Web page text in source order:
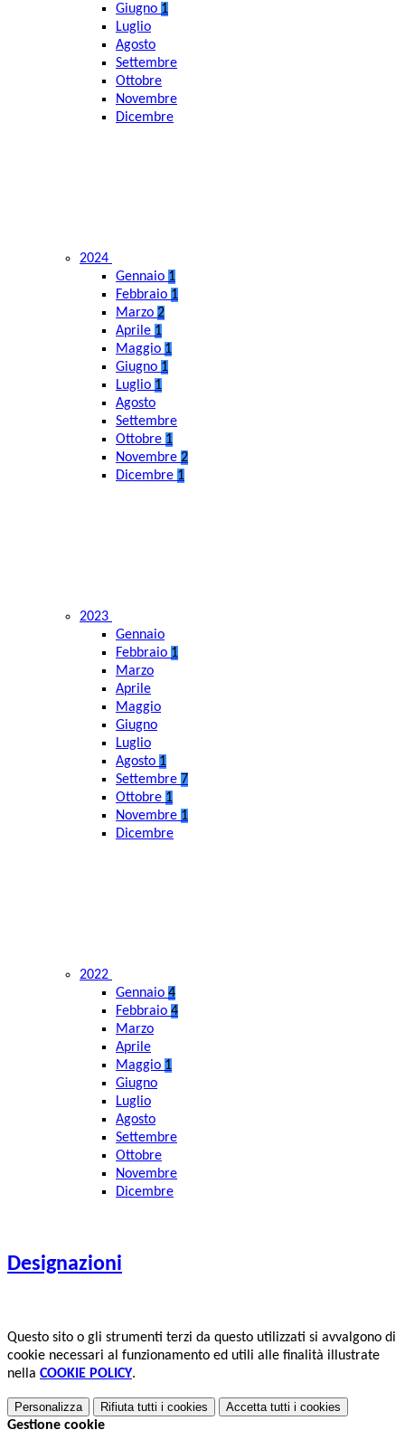
Giugno 1
Luglio
Agosto
Settembre
Ottobre
Novembre
Dicembre
2024
Gennaio 1
Febbraio 1
Marzo 2
Aprile 1
Maggio 1
Giugno 1
Luglio 1
Agosto
Settembre
Ottobre 1
Novembre 2
Dicembre 1
2023
Gennaio
Febbraio 1
Marzo
Aprile
Maggio
Giugno
Luglio
Agosto 1
Settembre 7
Ottobre 1
Novembre 1
Dicembre
2022
Gennaio 4
Febbraio 4
Marzo
Aprile
Maggio 1
Giugno
Luglio
Agosto
Settembre
Ottobre
Novembre
Dicembre
Designazioni
Questo sito o gli strumenti terzi da questo utilizzati si avvalgono di
cookie necessari al funzionamento ed utili alle finalità illustrate
nella COOKIE POLICY.
Personalizza Rifiuta tutti i cookies Accetta tutti i cookies
Gestione cookie